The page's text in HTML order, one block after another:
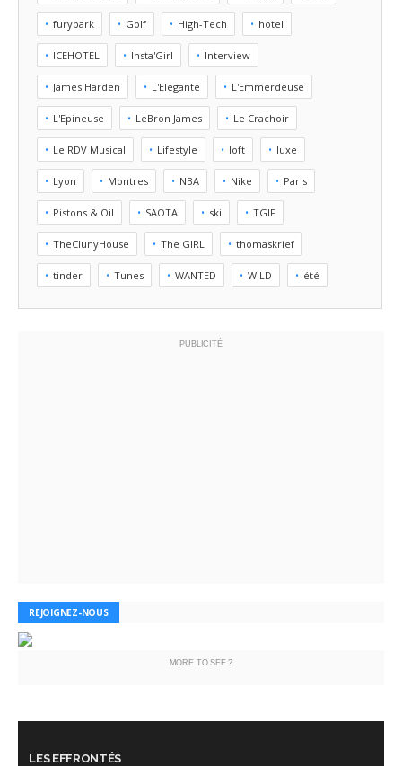
furypark Golf High-Tech hotel
ICEHOTEL Insta'Girl Interview
James Harden L'Elégante L'Emmerdeuse
L'Epineuse LeBron James Le Crachoir
Le RDV Musical Lifestyle loft luxe
Lyon Montres NBA Nike Paris
Pistons & Oil SAOTA ski TGIF
TheClunyHouse The GIRL thomaskrief
tinder Tunes WANTED WILD été
PUBLICITÉ
REJOIGNEZ-NOUS
MORE TO SEE ?
LES EFFRONTÉS